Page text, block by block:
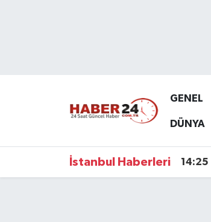
GENEL
DÜNYA
İstanbul Haberleri 14:25
Namaz Vakitleri
Süper Lig Puan Durumu ve Fikstür